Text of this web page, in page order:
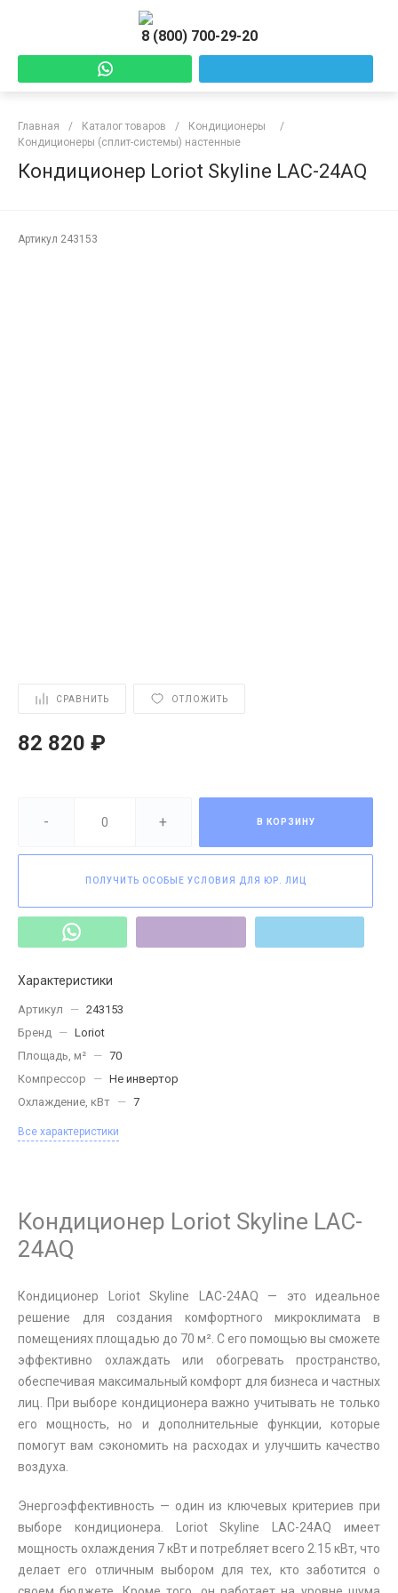
8 (800) 700-29-20
Главная / Каталог товаров / Кондиционеры
/
Кондиционеры (сплит-системы) настенные
Кондиционер Loriot Skyline LAC-24AQ
Артикул 243153
СРАВНИТЬ ОТЛОЖИТЬ
82 820 ₽
- + В КОРЗИНУ
ПОЛУЧИТЬ ОСОБЫЕ УСЛОВИЯ ДЛЯ ЮР. ЛИЦ
Характеристики
Артикул — 243153
Бренд — Loriot
Площадь, м² — 70
Компрессор
— Не инвертор
Охлаждение, кВт — 7
Все характеристики
Кондиционер Loriot Skyline LAC-
24AQ
Кондиционер Loriot Skyline LAC-24AQ — это идеальное
решение для создания комфортного микроклимата в
помещениях площадью до 70 м². С его помощью вы сможете
эффективно охлаждать или обогревать пространство,
обеспечивая максимальный комфорт для бизнеса и частных
лиц. При выборе кондиционера важно учитывать не только
его мощность, но и дополнительные функции, которые
помогут вам сэкономить на расходах и улучшить качество
воздуха.
Энергоэффективность — один из ключевых критериев при
выборе кондиционера. Loriot Skyline LAC-24AQ имеет
мощность охлаждения 7 кВт и потребляет всего 2.15 кВт, что
делает его отличным выбором для тех, кто заботится о